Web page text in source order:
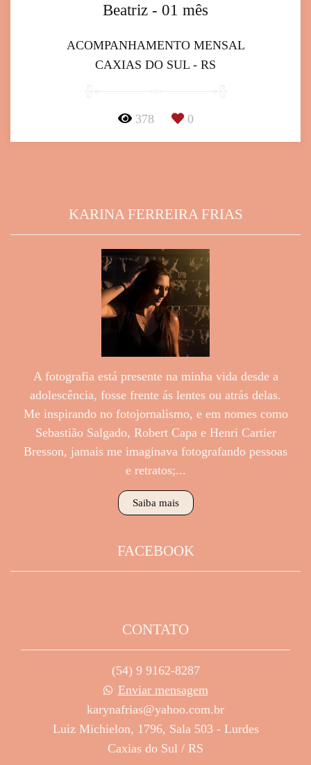
Beatriz - 01 mês
ACOMPANHAMENTO MENSAL
CAXIAS DO SUL - RS
378 0
KARINA FERREIRA FRIAS
A fotografia está presente na minha vida desde a
adolescência, fosse frente ás lentes ou atrás delas.
Me inspirando no fotojornalismo, e em nomes como
Sebastião Salgado, Robert Capa e Henri Cartier
Bresson, jamais me imaginava fotografando pessoas
e retratos;...
Saiba mais
FACEBOOK
CONTATO
(54) 9 9162-8287
Enviar mensagem
karynafrias@yahoo.com.br
Luiz Michielon, 1796, Sala 503 - Lurdes
Caxias do Sul / RS